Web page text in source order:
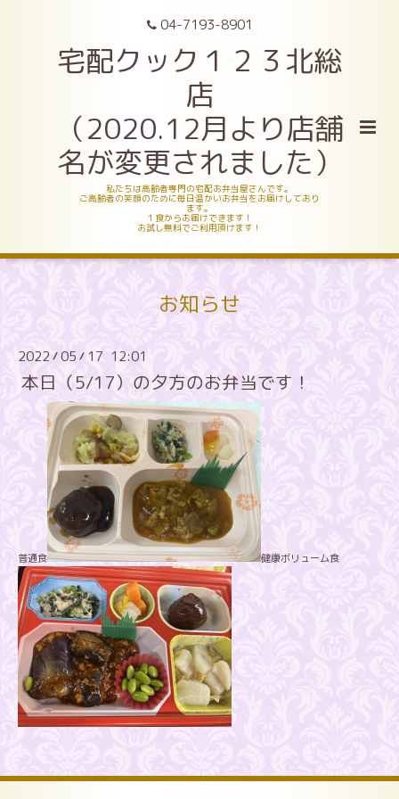
04-7193-8901
宅配クック１２３北総
店
（2020.12月より店舗
名が変更されました）
私たちは高齢者専門の宅配お弁当屋さんです。
ご高齢者の笑顔のために毎日温かいお弁当をお届けしており
ます。
１食からお届けできます！
お試し無料でご利用頂けます！
お知らせ
2022 /05 / 17 12:01
本日（5/17）の夕方のお弁当です！
普通食 健康ボリューム食